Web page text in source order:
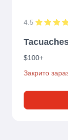
4.5
$100+
Закрито